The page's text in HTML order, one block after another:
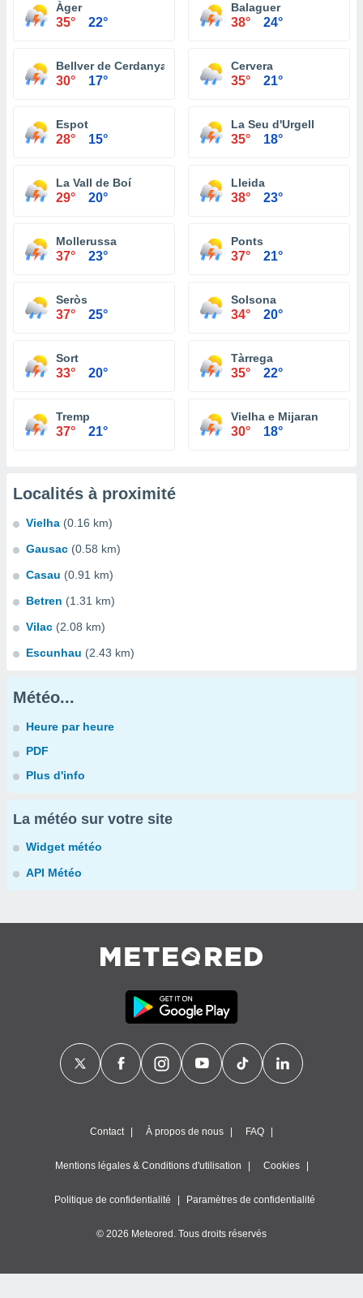
Àger
35° 22°
Balaguer
38° 24°
Bellver de Cerdanya
30° 17°
Cervera
35° 21°
Espot
28° 15°
La Seu d'Urgell
35° 18°
La Vall de Boí
29° 20°
Lleida
38° 23°
Mollerussa
37° 23°
Ponts
37° 21°
Seròs
37° 25°
Solsona
34° 20°
Sort
33° 20°
Tàrrega
35° 22°
Tremp
37° 21°
Vielha e Mijaran
30° 18°
Localités à proximité
Vielha (0.16 km)
Gausac (0.58 km)
Casau (0.91 km)
Betren (1.31 km)
Vilac (2.08 km)
Escunhau (2.43 km)
Météo...
Heure par heure
PDF
Plus d'info
La météo sur votre site
Widget météo
API Météo
Contact À propos de nous FAQ
Mentions légales & Conditions d'utilisation Cookies
Politique de confidentialité Paramètres de confidentialité
© 2026 Meteored. Tous droits réservés